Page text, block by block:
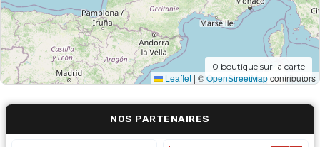
Leaflet | ©OpenStreetMapcontributors
0 boutique sur la carte
NOS PARTENAIRES